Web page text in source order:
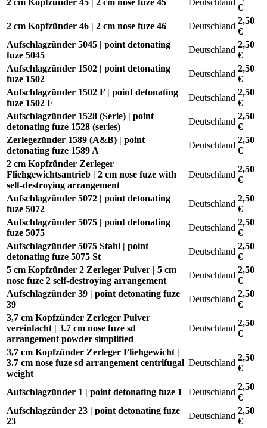
€
2 cm Kopfzünder 46 | 2 cm nose fuze 46
Deutschland
2,50
€
Aufschlagzünder 5045 | point detonating
fuze 5045
Deutschland
2,50
€
Aufschlagzünder 1502 | point detonating
fuze 1502
Deutschland
2,50
€
Aufschlagzünder 1502 F | point detonating
fuze 1502 F
Deutschland
2,50
€
Aufschlagzünder 1528 (Serie) | point
detonating fuze 1528 (series)
Deutschland
2,50
€
Zerlegezünder 1589 (A&B) | point
detonating fuze 1589 A
Deutschland
2,50
€
2 cm Kopfzünder Zerleger
Fliehgewichtsantrieb | 2 cm nose fuze with
self-destroying arrangement
Deutschland
2,50
€
Aufschlagzünder 5072 | point detonating
fuze 5072
Deutschland
2,50
€
Aufschlagzünder 5075 | point detonating
fuze 5075
Deutschland
2,50
€
Aufschlagzünder 5075 Stahl | point
detonating fuze 5075 St
Deutschland
2,50
€
5 cm Kopfzünder 2 Zerleger Pulver | 5 cm
nose fuze 2 self-destroying arrangement
Deutschland
2,50
€
Aufschlagzünder 39 | point detonating fuze
39
Deutschland
2,50
€
3,7 cm Kopfzünder Zerleger Pulver
vereinfacht | 3.7 cm nose fuze sd
arrangement powder simplified
Deutschland
2,50
€
3,7 cm Kopfzünder Zerleger Fliehgewicht |
3.7 cm nose fuze sd arrangement centrifugal
weight
Deutschland
2,50
€
Aufschlagzünder 1 | point detonating fuze 1 Deutschland
2,50
€
Aufschlagzünder 23 | point detonating fuze
23
Deutschland
2,50
€